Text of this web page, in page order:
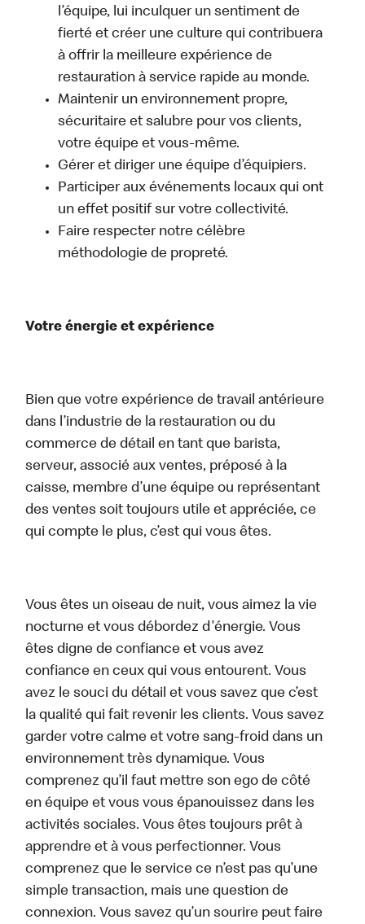
l’équipe, lui inculquer un sentiment de
fierté et créer une culture qui contribuera
à offrir la meilleure expérience de
restauration à service rapide au monde.
Maintenir un environnement propre,
sécuritaire et salubre pour vos clients,
votre équipe et vous-même.
Gérer et diriger une équipe d’équipiers.
Participer aux événements locaux qui ont
un effet positif sur votre collectivité.
Faire respecter notre célèbre
méthodologie de propreté.
Votre énergie et expérience
Bien que votre expérience de travail antérieure
dans l’industrie de la restauration ou du
commerce de détail en tant que barista,
serveur, associé aux ventes, préposé à la
caisse, membre d’une équipe ou représentant
des ventes soit toujours utile et appréciée, ce
qui compte le plus, c’est qui vous êtes.
Vous êtes un oiseau de nuit, vous aimez la vie
nocturne et vous débordez d'énergie. Vous
êtes digne de confiance et vous avez
confiance en ceux qui vous entourent. Vous
avez le souci du détail et vous savez que c’est
la qualité qui fait revenir les clients. Vous savez
garder votre calme et votre sang-froid dans un
environnement très dynamique. Vous
comprenez qu’il faut mettre son ego de côté
en équipe et vous vous épanouissez dans les
activités sociales. Vous êtes toujours prêt à
apprendre et à vous perfectionner. Vous
comprenez que le service ce n’est pas qu’une
simple transaction, mais une question de
connexion. Vous savez qu’un sourire peut faire